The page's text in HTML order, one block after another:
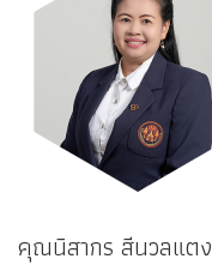
คุณนิสากร สีนวลแตง